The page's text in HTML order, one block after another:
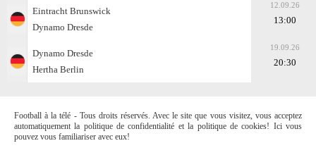
Eintracht Brunswick
Dynamo Dresde
12.09.26
13:00
Dynamo Dresde
Hertha Berlin
19.09.26
20:30
Football à la télé - Tous droits réservés. Avec le site que vous visitez, vous acceptez
automatiquement la politique de confidentialité et la politique de cookies! Ici vous
pouvez vous familiariser avec eux!